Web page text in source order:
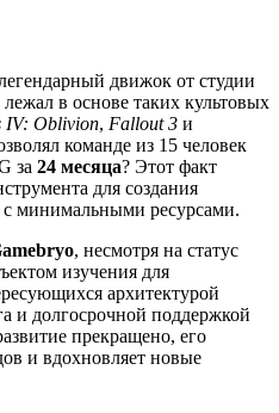
движок от студии
лежал в основе таких культовых
IV: Oblivion, Fallout 3 и
команде из 15 человек
за 24 месяца? Этот факт
для создания
минимальными ресурсами.
, несмотря на статус
изучения для
архитектурой
и долгосрочной поддержкой
прекращено, его
и вдохновляет новые